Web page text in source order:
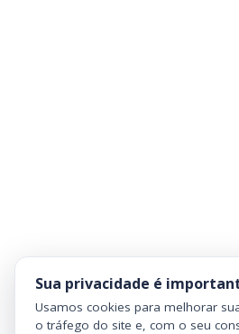
Sua privacidade é
Usamos cookies para melhorar
o tráfego do site e, com o seu